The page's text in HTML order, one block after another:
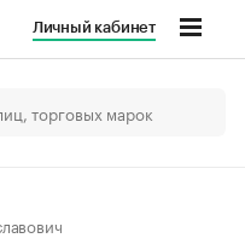
Личный кабинет